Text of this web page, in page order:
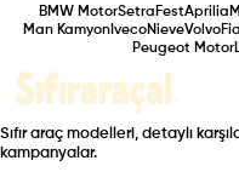
BMW MotorSetra FestAprilia
Man KamyonIvecoNieveVolvo
Peugeot Motor
Sıfır araç modelleri, detaylı
kampanyalar.